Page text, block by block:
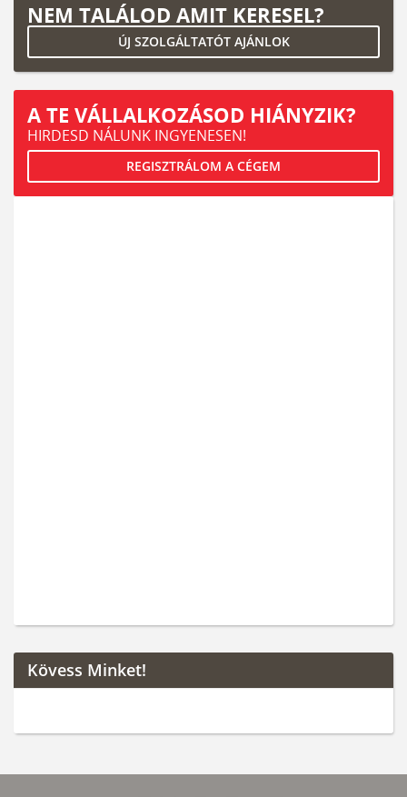
NEM TALÁLOD AMIT KERESEL?
ÚJ SZOLGÁLTATÓT AJÁNLOK
A TE VÁLLALKOZÁSOD HIÁNYZIK?
HIRDESD NÁLUNK INGYENESEN!
REGISZTRÁLOM A CÉGEM
Kövess Minket!